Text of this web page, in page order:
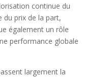
continue du
du prix de la part,
également un rôle
performance globale
largement la